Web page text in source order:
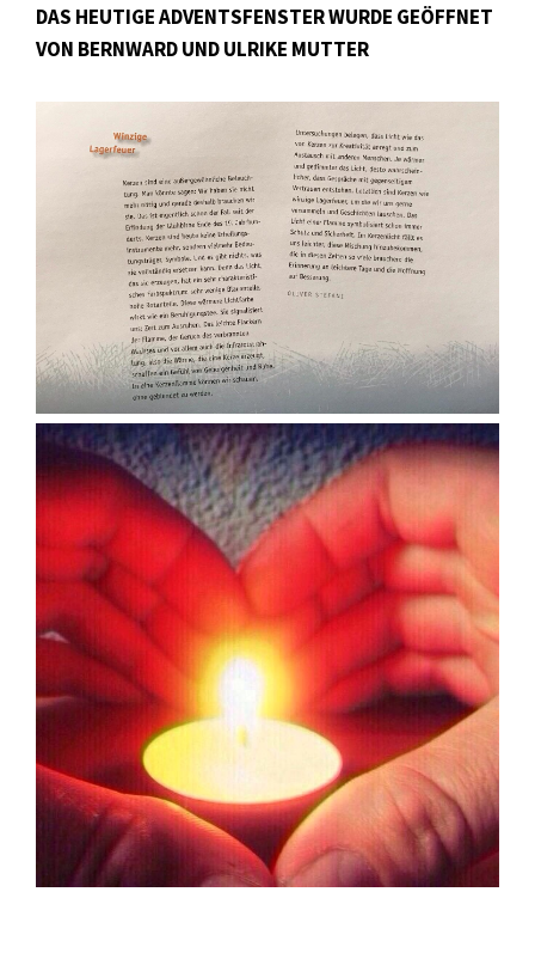
DAS HEUTIGE ADVENTSFENSTER WURDE GEÖFFNET
VON BERNWARD UND ULRIKE MUTTER